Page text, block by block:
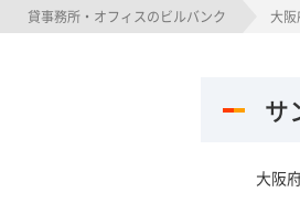
貸事務所・オフィスのビルバンク 大
サ
大阪